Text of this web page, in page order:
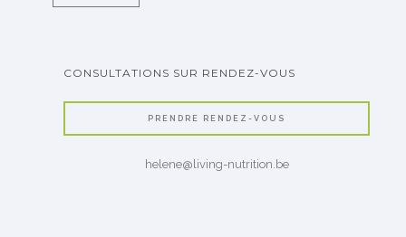
CONSULTATIONS SUR RENDEZ-VOUS
PRENDRE RENDEZ-VOUS
helene@living-nutrition.be